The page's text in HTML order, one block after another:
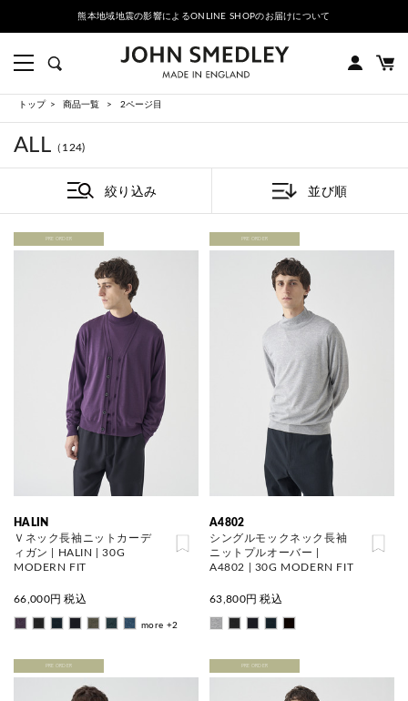
熊本地域地震の影響によるONLINE SHOPのお届けについて
トップ 商品一覧 2ページ目
ALL （124)
絞り込み 並び順
PRE ORDER
HALIN
Ｖネック長袖ニットカーデ
ィガン | HALIN | 30G
MODERN FIT
66,000円 税込
more +2
PRE ORDER
A4802
シングルモックネック長袖
ニットプルオーバー |
A4802 | 30G MODERN FIT
63,800円 税込
PRE ORDER PRE ORDER